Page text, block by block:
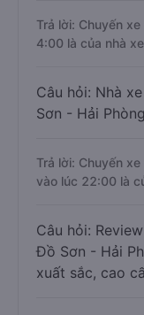
Trả lời: Chuyến
4:00 là của nhà
Câu hỏi: Nhà
Sơn - Hải
Trả lời: Chuyến
vào lúc 22:00 là
Câu hỏi:
Đồ Sơn - Hải
xuất sắc, cao